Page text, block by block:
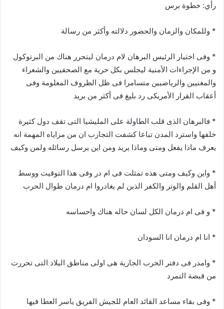
ا
رأي: خطوة برس
* وللمكان والزمان والحضور دلالته وأكثر من رسالة
* وفى اختيار الرئيس البرهان لام درمان ليتحرر هناك من البرتوكول
و من الإجراءات الأمنية ليجلس بكل حرية مع الصحفيين والشعراء
والمغنيين والرياضيين متسامرا فى ظل الظروف المعلومة وفى
أعقاب القرار الأمريكى رد بليغ فى أكثر من بريد
* فالبرهان الذى قلب الطاولة على المليشيا التى تقف دول كثيرة
خلفها واسترد المدن تباعا كشفت التجارب ان من مزاياه المهمة انه
يعرف ماذا يفعل ومتى وماذا يريد ومن اين يرسل رسائله ولمن وكيف
* واين وكيف ومتى هذه تمثلت فى ام در وفى هذا التوقيت ووسط
أهل القلم والوتر والكفر الذين لم يغادروا ام درمان طوال الحرب
* و فى ام درمان الكل لسان حاله هناك واحساسه
* انا ام درمان انا السودان
* وامدر فى دفتر الحرب الجارية هى اولى مناطق البلاد التى تحررت
من قبضة التمرد
* وفى بقاء مساعد القائد العام للجيش الفريق ياسر العطا فيها